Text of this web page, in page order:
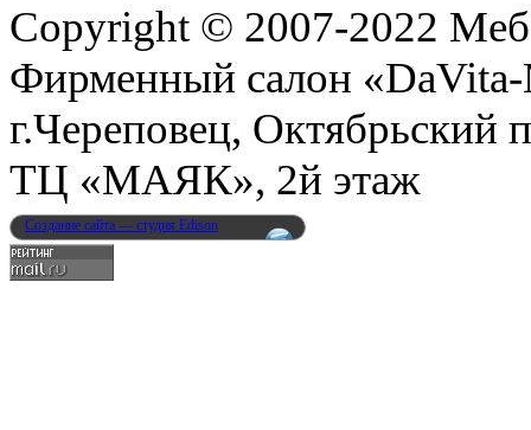
Copyright © 2007-2022
Фирменный салон
г.Череповец, Октябрьский
ТЦ «МАЯК», 2й этаж
Создание сайта — студия Edison